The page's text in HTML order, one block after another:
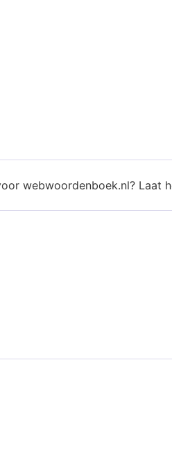
webwoordenboek.nl? Laat